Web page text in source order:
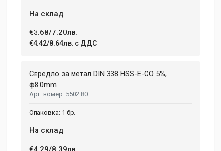
На склад
€3.68/7.20лв.
€4.42/8.64лв. с ДДС
Свредло за метал DIN 338 HSS-E-CO 5%,
ф8.0mm
5502 80
1 бр.
На склад
€4.29/8.39лв.